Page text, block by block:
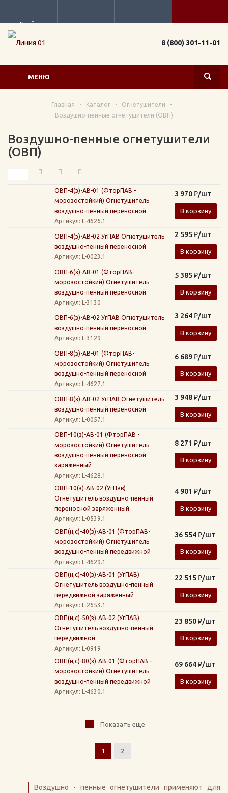
Прайс
8 (800) 301-11-01
МЕНЮ
Главная - Каталог - Огнетушители
-
Воздушно-пенные огнетушители (ОВП)
Воздушно-пенные огнетушители
(ОВП)
ОВП-4(з)-АВ-01 (ФторПАВ -
морозостойкий) Огнетушитель
воздушно-пенный переносной
Артикул: L-4626.1
3 970₽/шт
В корзину
ОВП-4(з)-АВ-02 УгПАВ Огнетушитель
воздушно-пенный переносной
Артикул: L-0023.1
2 595₽/шт
В корзину
ОВП-6(з)-АВ-01 (ФторПАВ-
морозостойкий) Огнетушитель
воздушно-пенный переносной
Артикул: L-3130
5 385₽/шт
В корзину
ОВП-6(з)-АВ-02 УгПАВ Огнетушитель
воздушно-пенный переносной
Артикул: L-3129
3 264₽/шт
В корзину
ОВП-8(з)-АВ-01 (ФторПАВ-
морозостойкий) Огнетушитель
воздушно-пенный переносной
Артикул: L-4627.1
6 689₽/шт
В корзину
ОВП-8(з)-АВ-02 УгПАВ Огнетушитель
воздушно-пенный переносной
Артикул: L-0057.1
3 948₽/шт
В корзину
ОВП-10(з)-АВ-01 (ФторПАВ -
морозостойкий) Огнетушитель
воздушно-пенный переносной
заряженный
Артикул: L-4628.1
8 271 ₽/шт
В корзину
ОВП-10(з)-АВ-02 (УгПав)
Огнетушитель воздушно-пенный
переносной заряженный
Артикул: L-0539.1
4 901 ₽/шт
В корзину
ОВП(н,с)-40(з)-АВ-01 (ФторПАВ-
морозостойкий) Огнетушитель
воздушно-пенный передвижной
Артикул: L-4629.1
36 554₽/шт
В корзину
ОВП(н,с)-40(з)-АВ-01 (УгПАВ)
Огнетушитель воздушно-пенный
передвижной заряженный
Артикул: L-2653.1
22 515₽/шт
В корзину
ОВП(н,с)-50(з)-АВ-02 (УгПАВ)
Огнетушитель воздушно-пенный
передвижной
Артикул: L-0919
23 850₽/шт
В корзину
ОВП(н,с)-80(з)-АВ-01 (ФторПАВ -
морозостойкий) Огнетушитель
воздушно-пенный передвижной
Артикул: L-4630.1
69 664₽/шт
В корзину
Показать еще
1 2
Воздушно - пенные огнетушители применяют для